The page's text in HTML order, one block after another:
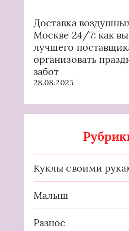
Доставка
Москве 24/7: как
лучшего
организовать
забот
28.08.2025
Куклы своими
Малыш
Разное